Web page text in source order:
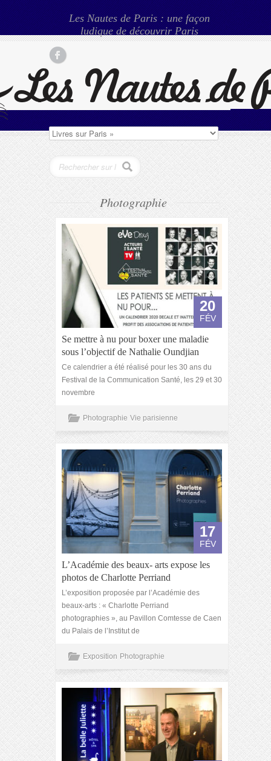
Les Nautes de Paris : une façon
ludique de découvrir Paris
Photographie
20
FÉV
Se mettre à nu pour boxer une maladie
sous l’objectif de Nathalie Oundjian
Ce calendrier a été réalisé pour les 30 ans du
Festival de la Communication Santé, les 29 et 30
novembre
Photographie Vie parisienne
17
FÉV
L’Académie des beaux- arts expose les
photos de Charlotte Perriand
L’exposition proposée par l’Académie des
beaux-arts : « Charlotte Perriand
photographies », au Pavillon Comtesse de Caen
du Palais de l’Institut de
Exposition Photographie